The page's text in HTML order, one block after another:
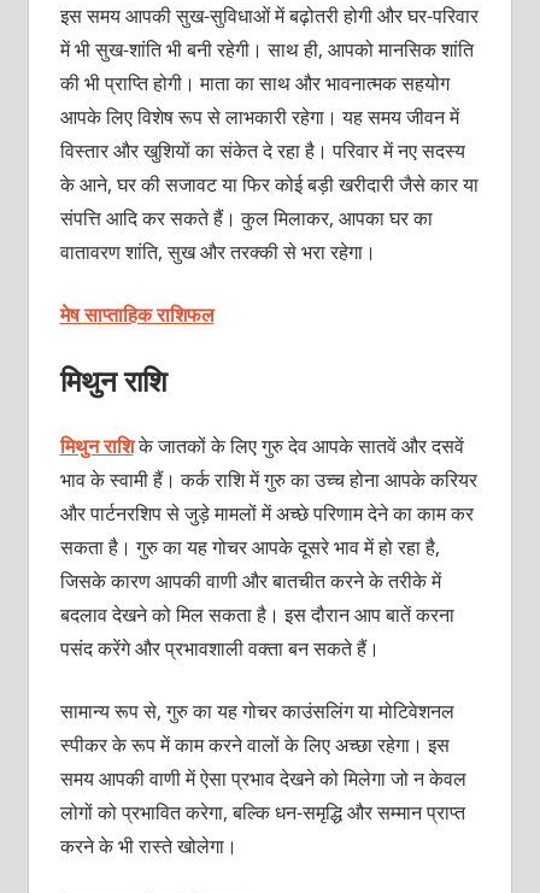
इस समय आपकी सुख-सुविधाओं में बढ़ोतरी होगी और घर-परिवार
में भी सुख-शांति भी बनी रहेगी। साथ ही, आपको मानसिक शांति
की भी प्राप्ति होगी। माता का साथ और भावनात्मक सहयोग
आपके लिए विशेष रूप से लाभकारी रहेगा। यह समय जीवन में
विस्तार और खुशियों का संकेत दे रहा है। परिवार में नए सदस्य
के आने, घर की सजावट या फिर कोई बड़ी खरीदारी जैसे कार या
संपत्ति आदि कर सकते हैं। कुल मिलाकर, आपका घर का
वातावरण शांति, सुख और तरक्की से भरा रहेगा।
मेष साप्ताहिक राशिफल
मिथुन राशि
मिथुन राशिके जातकों के लिए गुरु देव आपके सातवें और दसवें
भाव के स्वामी हैं। कर्क राशि में गुरु का उच्च होना आपके करियर
और पार्टनरशिप से जुड़े मामलों में अच्छे परिणाम देने का काम कर
सकता है। गुरु का यह गोचर आपके दूसरे भाव में हो रहा है,
जिसके कारण आपकी वाणी और बातचीत करने के तरीके में
बदलाव देखने को मिल सकता है। इस दौरान आप बातें करना
पसंद करेंगे और प्रभावशाली वक्ता बन सकते हैं।
सामान्य रूप से, गुरु का यह गोचर काउंसलिंग या मोटिवेशनल
स्पीकर के रूप में काम करने वालों के लिए अच्छा रहेगा। इस
समय आपकी वाणी में ऐसा प्रभाव देखने को मिलेगा जो न केवल
लोगों को प्रभावित करेगा, बल्कि धन-समृद्धि और सम्मान प्राप्त
करने के भी रास्ते खोलेगा।